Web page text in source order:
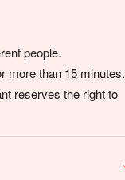
people.
more than 15 minutes.
reserves the right to